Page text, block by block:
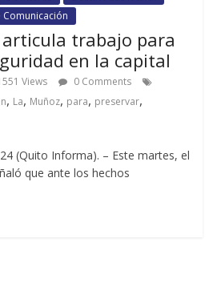
Comunicación
trabajo para
en la capital
Views
0 Comments
, La, Muñoz, para, preservar,
(Quito Informa). – Este martes, el
que ante los hechos